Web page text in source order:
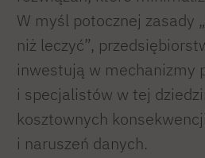
W myśl potocznej zasady
niż leczyć”,
inwestują w mechanizmy
i specjalistów w tej
kosztownych
i naruszeń danych.